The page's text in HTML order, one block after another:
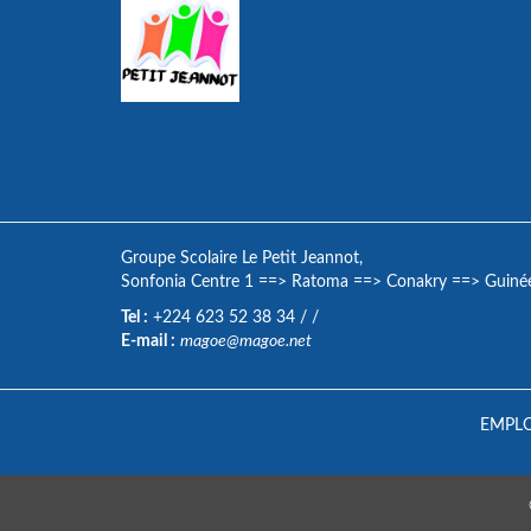
Groupe Scolaire Le Petit Jeannot,
Sonfonia Centre 1 ==> Ratoma ==> Conakry ==>
Tel : +224 623 52 38 34 / /
E-mail : magoe@magoe.net